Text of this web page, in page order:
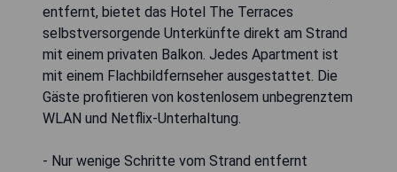
entfernt, bietet das Hotel The Terraces
selbstversorgende Unterkünfte direkt am Strand
mit einem privaten Balkon. Jedes Apartment ist
mit einem Flachbildfernseher ausgestattet. Die
Gäste profitieren von kostenlosem unbegrenztem
WLAN und Netflix-Unterhaltung.
- Nur wenige Schritte vom Strand entfernt